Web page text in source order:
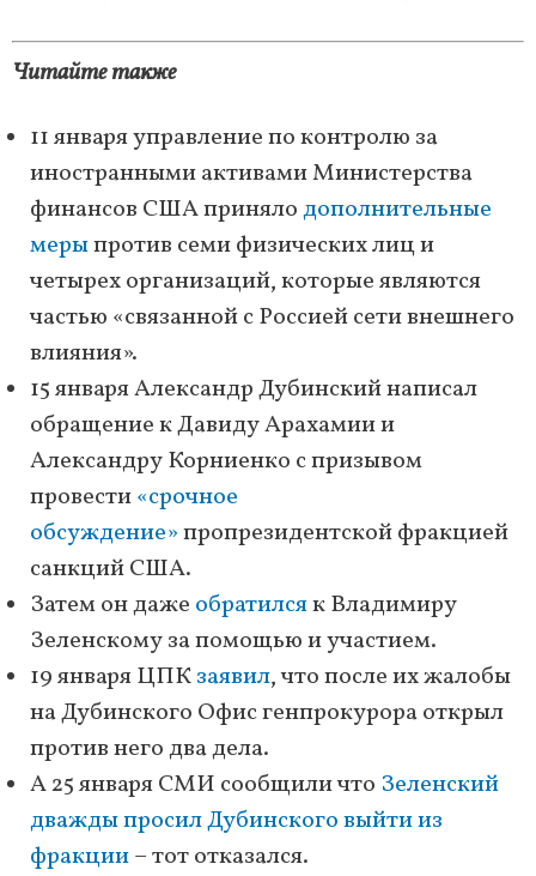
Читайте также
11 января управление по контролю за
иностранными активами Министерства
финансов США принялодополнительные
мерыпротив семи физических лиц и
четырех организаций, которые являются
частью «связанной с Россией сети внешнего
влияния».
15 января Александр Дубинский написал
обращение к Давиду Арахамии и
Александру Корниенко с призывом
провести«срочное
обсуждение»пропрезидентской фракцией
санкций США.
Затем он даже обратилсяк Владимиру
Зеленскому за помощью и участием.
19 января ЦПКзаявил, что после их жалобы
на Дубинского Офис генпрокурора открыл
против него два дела.
А 25 января СМИ сообщили что Зеленский
дважды просил Дубинского выйти из
фракции– тот отказался.